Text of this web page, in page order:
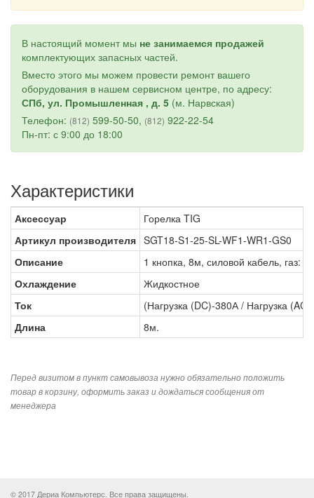
В настоящий момент мы не занимаемся продажей
комплектующих запасных частей.
Вместо этого мы можем провести ремонт вашего
оборудования в нашем сервисном центре, по адресу:
СПб, ул. Промышленная , д. 5 (м. Нарвская)
Телефон: (812) 599-50-50, (812) 922-22-54
Пн-пт: с 9:00 до 18:00
Характеристики
Аксессуар
Горелка TIG
Артикул производителя SGT18-S1-25-SL-WF1-WR1-GS0
Описание
1 кнопка, 8м, силовой кабель, газ:
Охлаждение
Жидкостное
Ток
(Нагрузка (DC)-380А / Нагрузка
Длина
8м.
Перед визитом в пункт самовывоза нужно обязательно положить
товар в корзину, оформить заказ и дождаться сообщения от
менеджера
© 2017 Дериа Компьютерс. Все права защищены.